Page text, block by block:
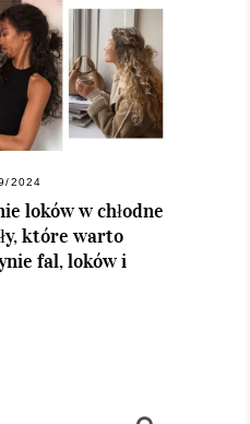
2024
loków w chłodne
które warto
fal, loków i